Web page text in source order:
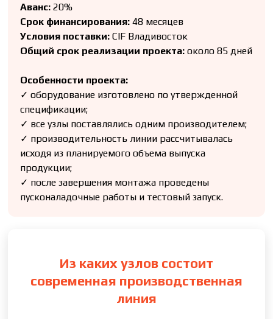
Аванс: 20%
Срок финансирования: 48 месяцев
Условия поставки: CIF Владивосток
Общий срок реализации проекта: около 85 дней
Особенности проекта:
✓ оборудование изготовлено по утвержденной
спецификации;
✓ все узлы поставлялись одним производителем;
✓ производительность линии рассчитывалась
исходя из планируемого объема выпуска
продукции;
✓ после завершения монтажа проведены
пусконаладочные работы и тестовый запуск.
Из каких узлов состоит
современная производственная
линия